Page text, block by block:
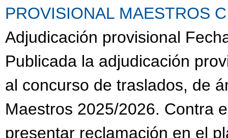
PROVISIONAL MAESTROS
Adjudicación provisional
Publicada la adjudicación
al concurso de traslados, de
Maestros 2025/2026. Contra
presentar reclamación en el